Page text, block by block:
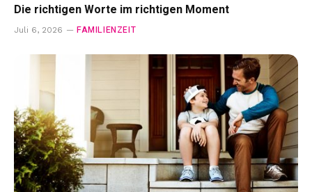
Die richtigen Worte im richtigen Moment
Juli 6, 2026 FAMILIENZEIT